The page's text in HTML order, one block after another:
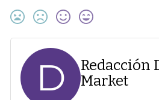
D
Redacción
Market